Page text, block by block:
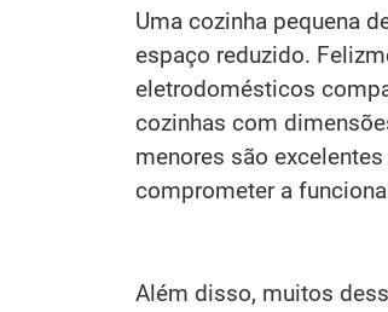
Uma cozinha pequena
espaço reduzido.
eletrodomésticos
cozinhas com
menores são
comprometer a
Além disso, muitos